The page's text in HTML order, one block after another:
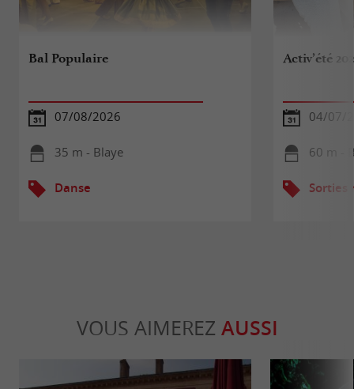
Bal Populaire
07/08/2026
35 m - Blaye
Danse
Activ’été
04/07/
60 m -
Sorties
VOUS AIMEREZ AUSSI